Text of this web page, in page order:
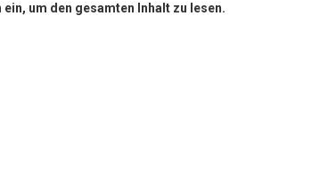
um den gesamten Inhalt zu lesen.